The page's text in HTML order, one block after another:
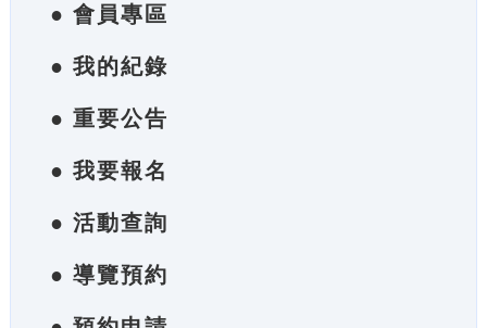
● 會員專區
● 我的紀錄
● 重要公告
● 我要報名
● 活動查詢
● 導覽預約